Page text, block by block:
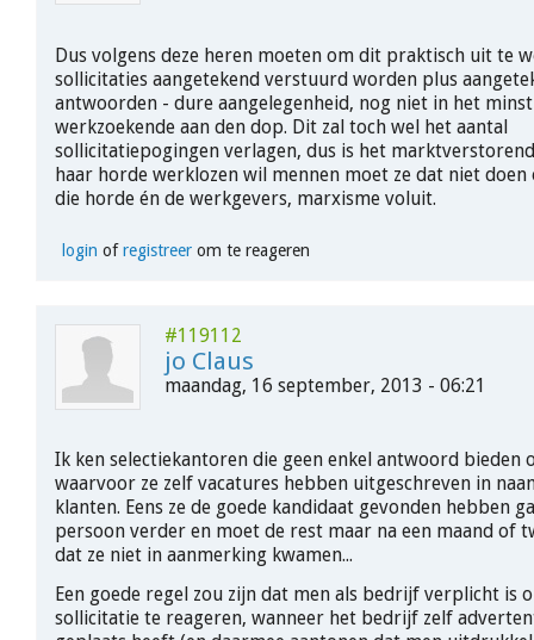
Dus volgens deze heren moeten om dit praktisch uit te
sollicitaties aangetekend verstuurd worden plus
antwoorden - dure aangelegenheid, nog niet in het
werkzoekende aan den dop. Dit zal toch wel het aantal
sollicitatiepogingen verlagen, dus is het
haar horde werklozen wil mennen moet ze dat niet doen
die horde én de werkgevers, marxisme voluit.
login ofregistreerom te reageren
#119112
jo Claus
maandag, 16 september, 2013 - 06:21
Ik ken selectiekantoren die geen enkel antwoord bieden
waarvoor ze zelf vacatures hebben uitgeschreven in
klanten. Eens ze de goede kandidaat gevonden hebben
persoon verder en moet de rest maar na een maand of
dat ze niet in aanmerking kwamen...
Een goede regel zou zijn dat men als bedrijf verplicht is
sollicitatie te reageren, wanneer het bedrijf zelf